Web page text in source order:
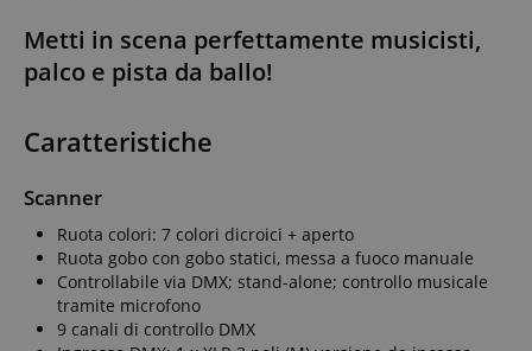
Metti in scena perfettamente musicisti,
palco e pista da ballo!
Caratteristiche
Scanner
Ruota colori: 7 colori dicroici + aperto
Ruota gobo con gobo statici, messa a fuoco manuale
Controllabile via DMX; stand-alone; controllo musicale
tramite microfono
9 canali di controllo DMX